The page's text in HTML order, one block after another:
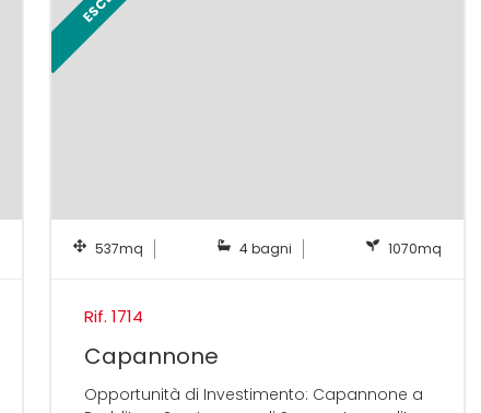
537mq 4 bagni 1070mq
Rif. 1714
Capannone
Opportunità di Investimento: Capannone a